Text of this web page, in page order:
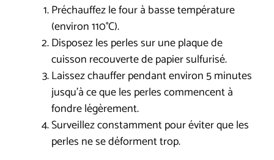
Préchauffez le four à basse température
(environ 110°C).
Disposez les perles sur une plaque de
cuisson recouverte de papier sulfurisé.
Laissez chauffer pendant environ 5 minutes
jusqu’à ce que les perles commencent à
fondre légèrement.
Surveillez constamment pour éviter que les
perles ne se déforment trop.